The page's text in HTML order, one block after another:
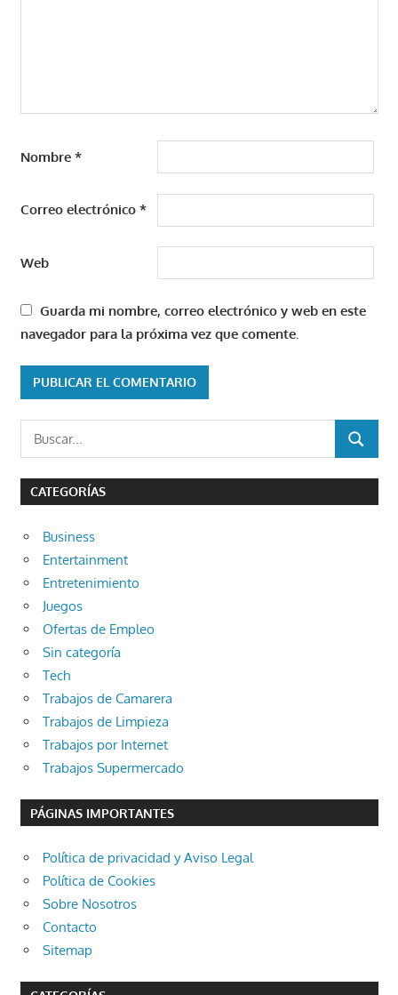
Nombre *
Correo electrónico *
Web
Guarda mi nombre, correo electrónico y web en este
navegador para la próxima vez que comente.
Buscar:
BUSCAR
CATEGORÍAS
Business
Entertainment
Entretenimiento
Juegos
Ofertas de Empleo
Sin categoría
Tech
Trabajos de Camarera
Trabajos de Limpieza
Trabajos por Internet
Trabajos Supermercado
PÁGINAS IMPORTANTES
Política de privacidad y Aviso Legal
Política de Cookies
Sobre Nosotros
Contacto
Sitemap